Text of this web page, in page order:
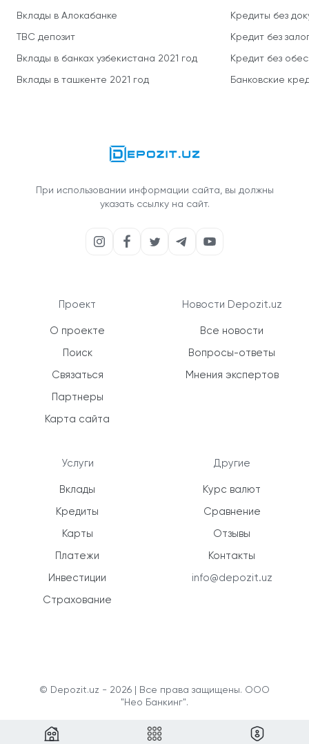
Вклады в Алокабанке
TBC депозит
Вклады в банках узбекистана 2021 год
Вклады в ташкенте 2021 год
Кредиты без
Кредит без
Кредит без
Банковские
При использовании информации сайта, вы должны
указать ссылку на сайт.
Проект
О проекте
Поиск
Связаться
Партнеры
Карта сайта
Услуги
Вклады
Кредиты
Карты
Платежи
Инвестиции
Страхование
Новости Depozit.uz
Все новости
Вопросы-ответы
Мнения экспертов
Другие
Курс валют
Сравнение
Отзывы
Контакты
info@depozit.uz
© Depozit.uz - 2026 | Все права защищены. ООО
"Нео Банкинг".